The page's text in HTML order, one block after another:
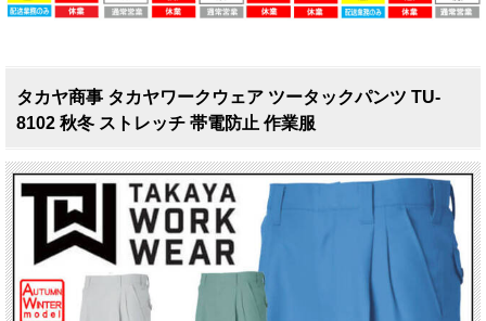
タカヤ商事 タカヤワークウェア ツータックパンツ TU-
8102 秋冬 ストレッチ 帯電防止 作業服